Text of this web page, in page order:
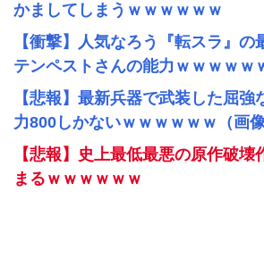
かましてしまうｗｗｗｗｗｗ
【衝撃】人気なろう『転スラ』の
テンペストさんの能力ｗｗｗｗｗ
【悲報】最新兵器で武装した屈強
力800しかないｗｗｗｗｗｗ（画像
【悲報】史上最低最悪の原作破壊
まるｗｗｗｗｗｗ